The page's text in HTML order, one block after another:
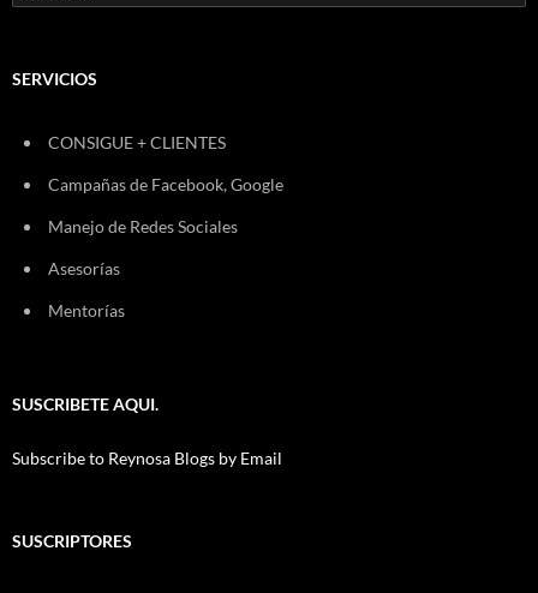
SERVICIOS
CONSIGUE + CLIENTES
Campañas de Facebook, Google
Manejo de Redes Sociales
Asesorías
Mentorías
SUSCRIBETE AQUI.
Subscribe to Reynosa Blogs by Email
SUSCRIPTORES